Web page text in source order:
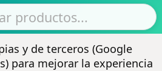
y de terceros (Google
para mejorar la experiencia